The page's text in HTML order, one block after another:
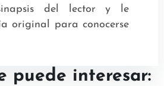
del lector y le
original para conocerse
puede interesar: